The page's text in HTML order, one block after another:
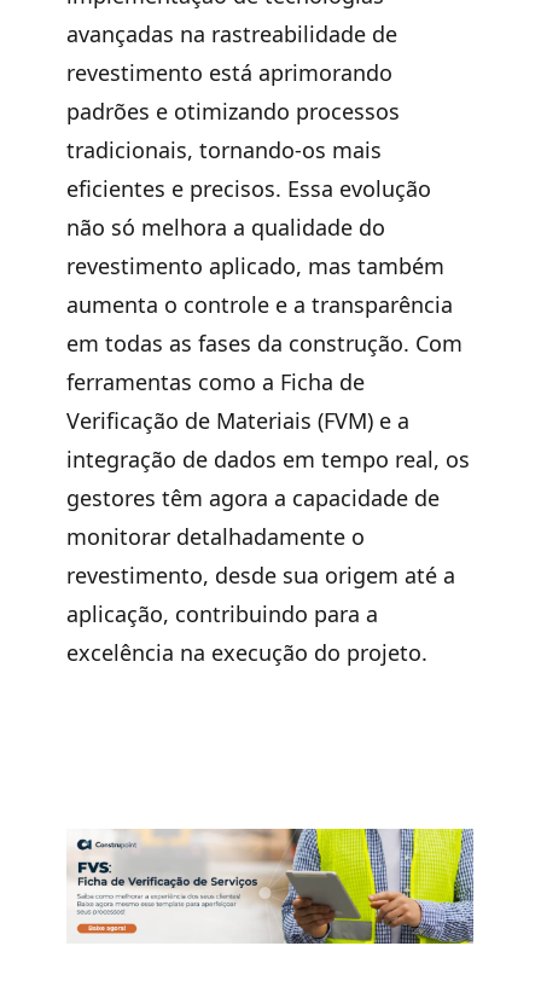
avançadas na rastreabilidade de
revestimento está aprimorando
padrões e otimizando processos
tradicionais, tornando-os mais
eficientes e precisos. Essa evolução
não só melhora a qualidade do
revestimento aplicado, mas também
aumenta o controle e a transparência
em todas as fases da construção. Com
ferramentas como a Ficha de
Verificação de Materiais (FVM) e a
integração de dados em tempo real, os
gestores têm agora a capacidade de
monitorar detalhadamente o
revestimento, desde sua origem até a
aplicação, contribuindo para a
excelência na execução do projeto.